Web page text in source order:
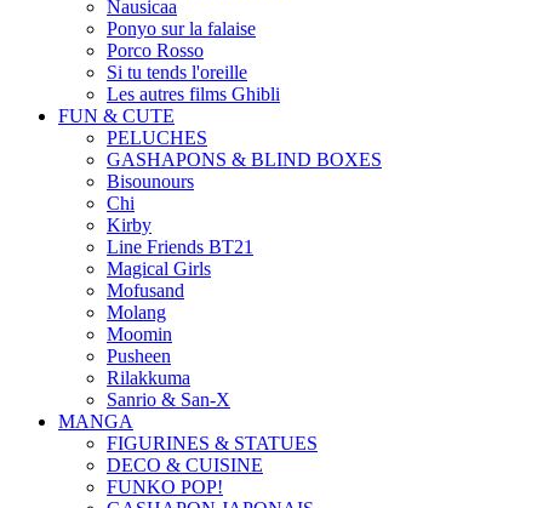
Nausicaa
Ponyo sur la falaise
Porco Rosso
Si tu tends l'oreille
Les autres films Ghibli
FUN & CUTE
PELUCHES
GASHAPONS & BLIND BOXES
Bisounours
Chi
Kirby
Line Friends BT21
Magical Girls
Mofusand
Molang
Moomin
Pusheen
Rilakkuma
Sanrio & San-X
MANGA
FIGURINES & STATUES
DECO & CUISINE
FUNKO POP!